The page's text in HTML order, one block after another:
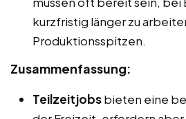
kurzfristig länger zu
Produktionsspitzen.
Zusammenfassung:
Teilzeitjobsbieten eine